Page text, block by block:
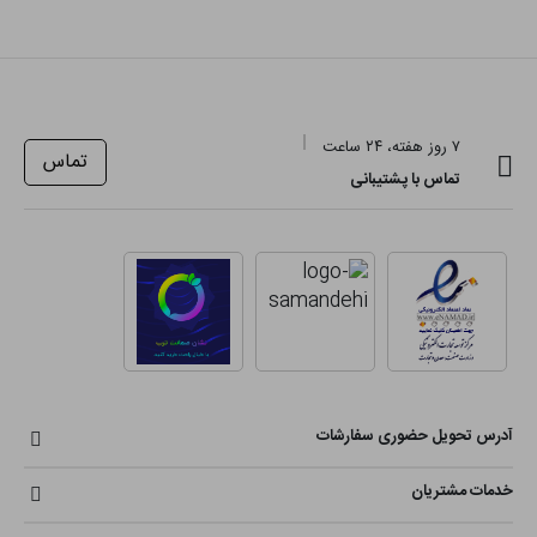
۷ روز هفته، ۲۴ ساعت
تماس با پشتیبانی
تماس
آدرس تحویل حضوری سفارشات
خدمات مشتریان